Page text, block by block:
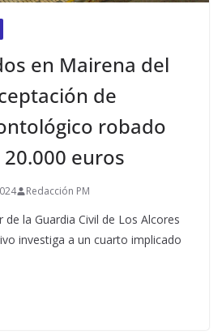
en Mairena del
de
robado
euros
Redacción PM
de la Guardia Civil de Los Alcores
investiga a un cuarto implicado